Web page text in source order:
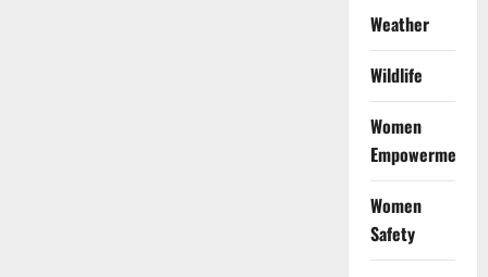
Weather
Wildlife
Women
Empowerment
Women
Safety